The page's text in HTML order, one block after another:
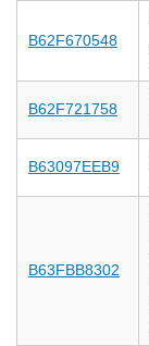
B62F670548
B62F721758
B63097EEB9
B63FBB8302